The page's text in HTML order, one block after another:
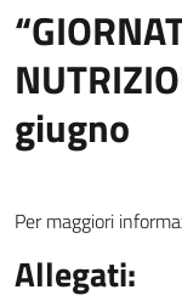
giugno
Per maggiori
Allegati: